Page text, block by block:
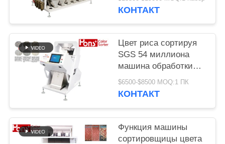
машину
КОНТАКТ
Цвет риса сортируя
SGS 54 миллиона
машина обработки
разделителя пиксела
$6500-$8500 MOQ:1 ПК
КОНТАКТ
Функция машины
сортировщицы цвета